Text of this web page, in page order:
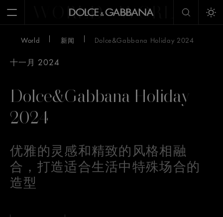
Open MenuWORLD WORLD
World 新闻 Dolce&Gabbana Holiday 2024
十一月 2024
Dolce&Gabbana Holiday
2024
优雅的灵感和精致的风格相融
合，打造适合生活中特殊场合的
造型